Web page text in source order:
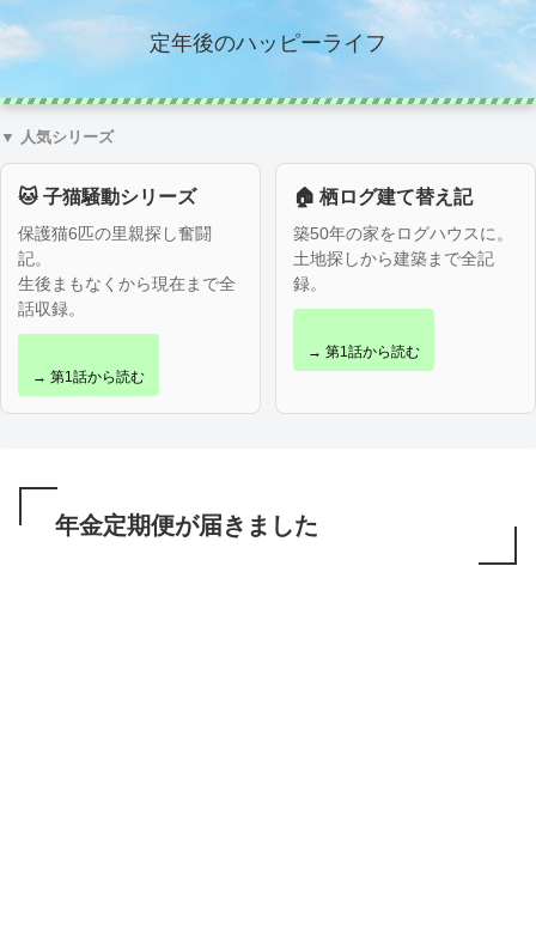
定年後のハッピーライフ
▼ 人気シリーズ
🐱 子猫騒動シリーズ
保護猫6匹の里親探し奮闘
記。
生後まもなくから現在まで全
話収録。
→ 第1話から読む
🏠 栖ログ建て替え記
築50年の家をログハウスに。
土地探しから建築まで全記
録。
→ 第1話から読む
年金定期便が届きました